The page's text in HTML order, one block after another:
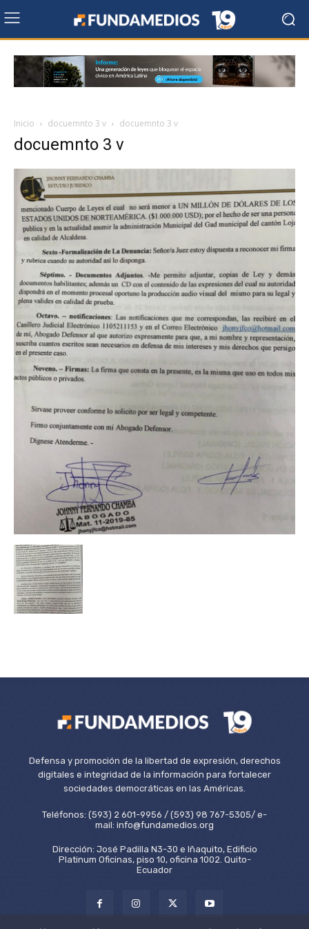
Inicio docuemnto 3 v docuemnto 3 v
docuemnto 3 v
Defensa y promoción de la libertad de expresión, derechos
digitales e integridad de la información para fortalecer
sociedades democráticas en las Américas.
Teléfonos: (593) 2 601-9956 / (593) 98 767-5305/ e-
mail: info@fundamedios.org
Dirección: José Padilla N3-30 e Iñaquito, Edificio
Platinum Oficinas, piso 10, oficina 1002. Quito-
Ecuador